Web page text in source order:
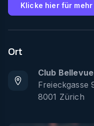
Klicke hier für
Ort
Club Bellevue
Freieckgasse
8001 Zürich